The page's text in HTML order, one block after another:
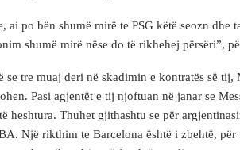
ai po bën shumë mirë te PSG këtë seozn
shumë mirë nëse do të rikhehej përsëri”,
se tre muaj deri në skadimin e kontratës së
Pasi agjentët e tij njoftuan në janar se
heshtura. Thuhet gjithashtu se për
Një rikthim te Barcelona është i zbehtë,